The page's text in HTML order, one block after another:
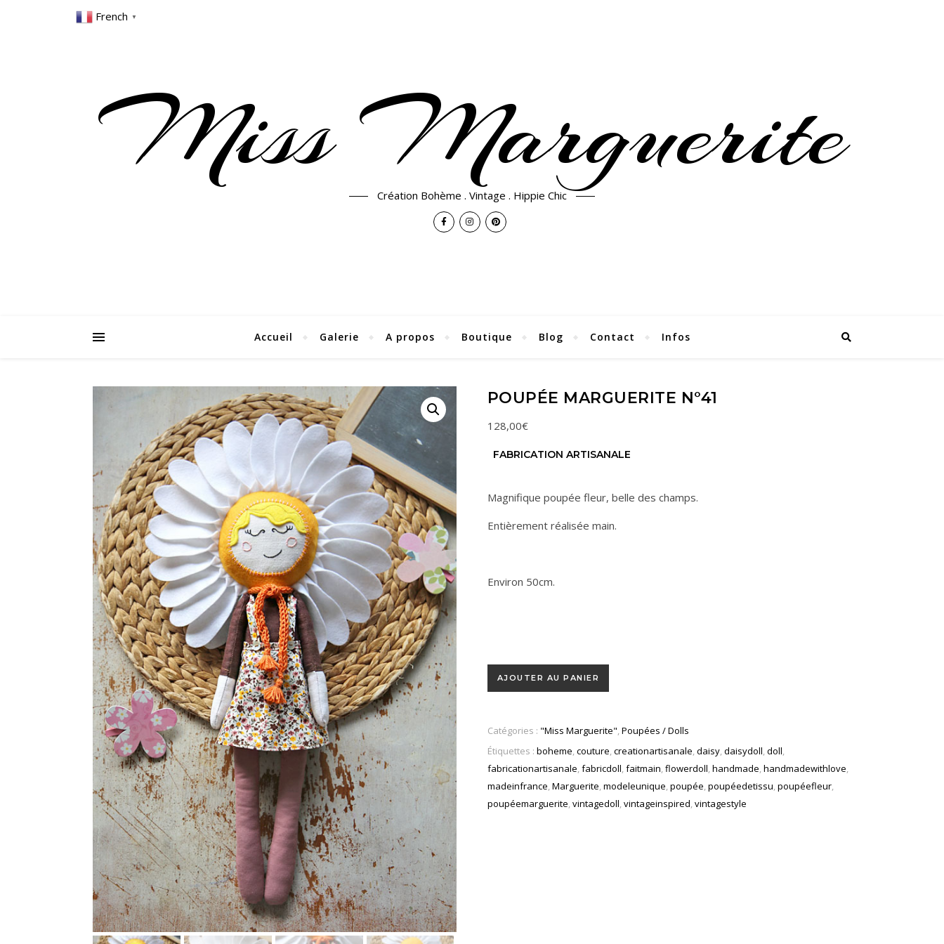
Miss Marguerite
Création Bohème . Vintage . Hippie Chic
Accueil Galerie A propos Boutique Blog Contact Infos
POUPÉE MARGUERITE N°41
128,00€
FABRICATION ARTISANALE
Magnifique poupée fleur, belle des champs.
Entièrement réalisée main.
Environ 50cm.
AJOUTER AU PANIER
Catégories : "Miss Marguerite",Poupées / Dolls
Étiquettes : boheme,couture,creationartisanale,daisy,daisydoll,doll,
fabricationartisanale,fabricdoll,faitmain,flowerdoll,handmade,handmadewithlove,
madeinfrance,Marguerite,modeleunique,poupée,poupéedetissu,poupéefleur,
poupéemarguerite,vintagedoll,vintageinspired,vintagestyle
French ▼